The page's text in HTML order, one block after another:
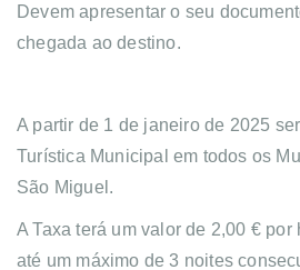
Devem apresentar o seu
chegada ao destino.
A partir de 1 de janeiro de 2025
Turística Municipal em todos os
São Miguel.
A Taxa terá um valor de 2,00 € por
até um máximo de 3 noites